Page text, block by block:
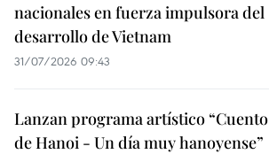
nacionales en fuerza impulsora del
desarrollo de Vietnam
31/07/2026 09:43
Lanzan programa artístico “Cuento
de Hanoi - Un día muy hanoyense”